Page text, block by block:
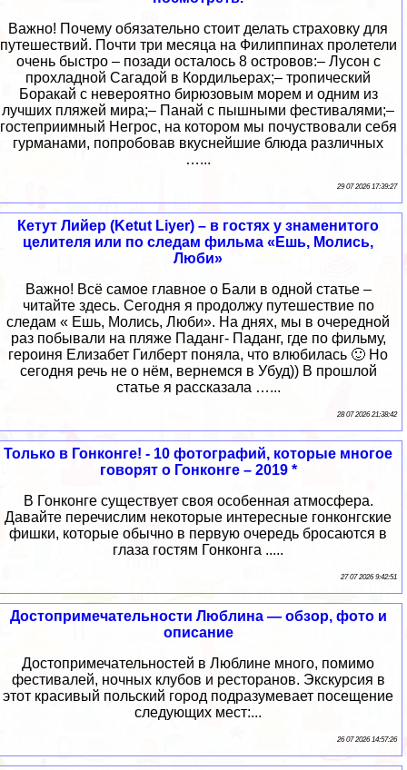
Важно! Почему обязательно стоит делать страховку для
путешествий. Почти три месяца на Филиппинах пролетели
очень быстро – позади осталось 8 островов:– Лусон с
прохладной Сагадой в Кордильерах;– тропический
Боракай с невероятно бирюзовым морем и одним из
лучших пляжей мира;– Панай с пышными фестивалями;–
гостеприимный Негрос, на котором мы почуствовали себя
гурманами, попробовав вкуснейшие блюда различных
…...
29 07 2026 17:39:27
Кетут Лийер (Ketut Liyer) – в гостях у знаменитого
целителя или по следам фильма «Ешь, Молись,
Люби»
Важно! Всё самое главное о Бали в одной статье –
читайте здесь. Сегодня я продолжу путешествие по
следам « Ешь, Молись, Люби». На днях, мы в очередной
раз побывали на пляже Паданг- Паданг, где по фильму,
героиня Елизабет Гилберт поняла, что влюбилась 🙂 Но
сегодня речь не о нём, вернемся в Убуд)) В прошлой
статье я рассказала …...
28 07 2026 21:38:42
Только в Гонконге! - 10 фотографий, которые многое
говорят о Гонконге – 2019 *
В Гонконге существует своя особенная атмосфера.
Давайте перечислим некоторые интересные гонконгские
фишки, которые обычно в первую очередь бросаются в
глаза гостям Гонконга .....
27 07 2026 9:42:51
Достопримечательности Люблина — обзор, фото и
описание
Достопримечательностей в Люблине много, помимо
фестивалей, ночных клубов и ресторанов. Экскурсия в
этот красивый польский город подразумевает посещение
следующих мест:...
26 07 2026 14:57:26